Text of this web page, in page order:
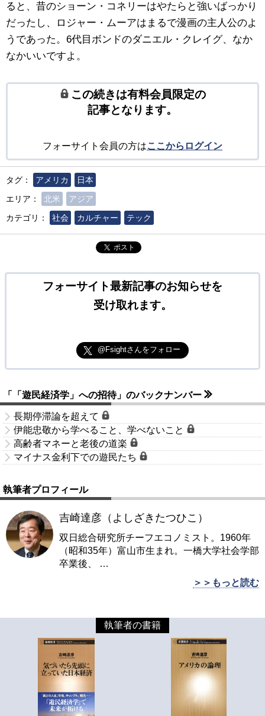
ると、昔のショーン・コネリーはやたらと強いばっかり
だったし、ロジャー・ムーアはまるで漫画の主人公のよ
うであった。6代目ボンドのダニエル・クレイグ、なか
なかいいですよ。
この続きは有料会員限定の
記事となります。
フォーサイト会員の方はここからログイン
タグ： アメリカ
日本
エリア：
北米
アジア
カテゴリ：
社会 カルチャー テック
ポスト
フォーサイト最新記事のお知らせを
受け取れます。
@Fsightさんをフォロー
「「遊民経済学」への招待」のバックナンバー
長期停滞論を超えて
伊能忠敬から学べること、学べないこと
高齢者マネーと老後の道楽
マイナス金利下での遊民たち
執筆者プロフィール
吉崎達彦（よしざきたつひこ）
双日総合研究所チーフエコノミスト。1960年
（昭和35年）富山市生まれ。一橋大学社会学部
卒業後、
…
＞＞もっと読む
執筆者の書籍